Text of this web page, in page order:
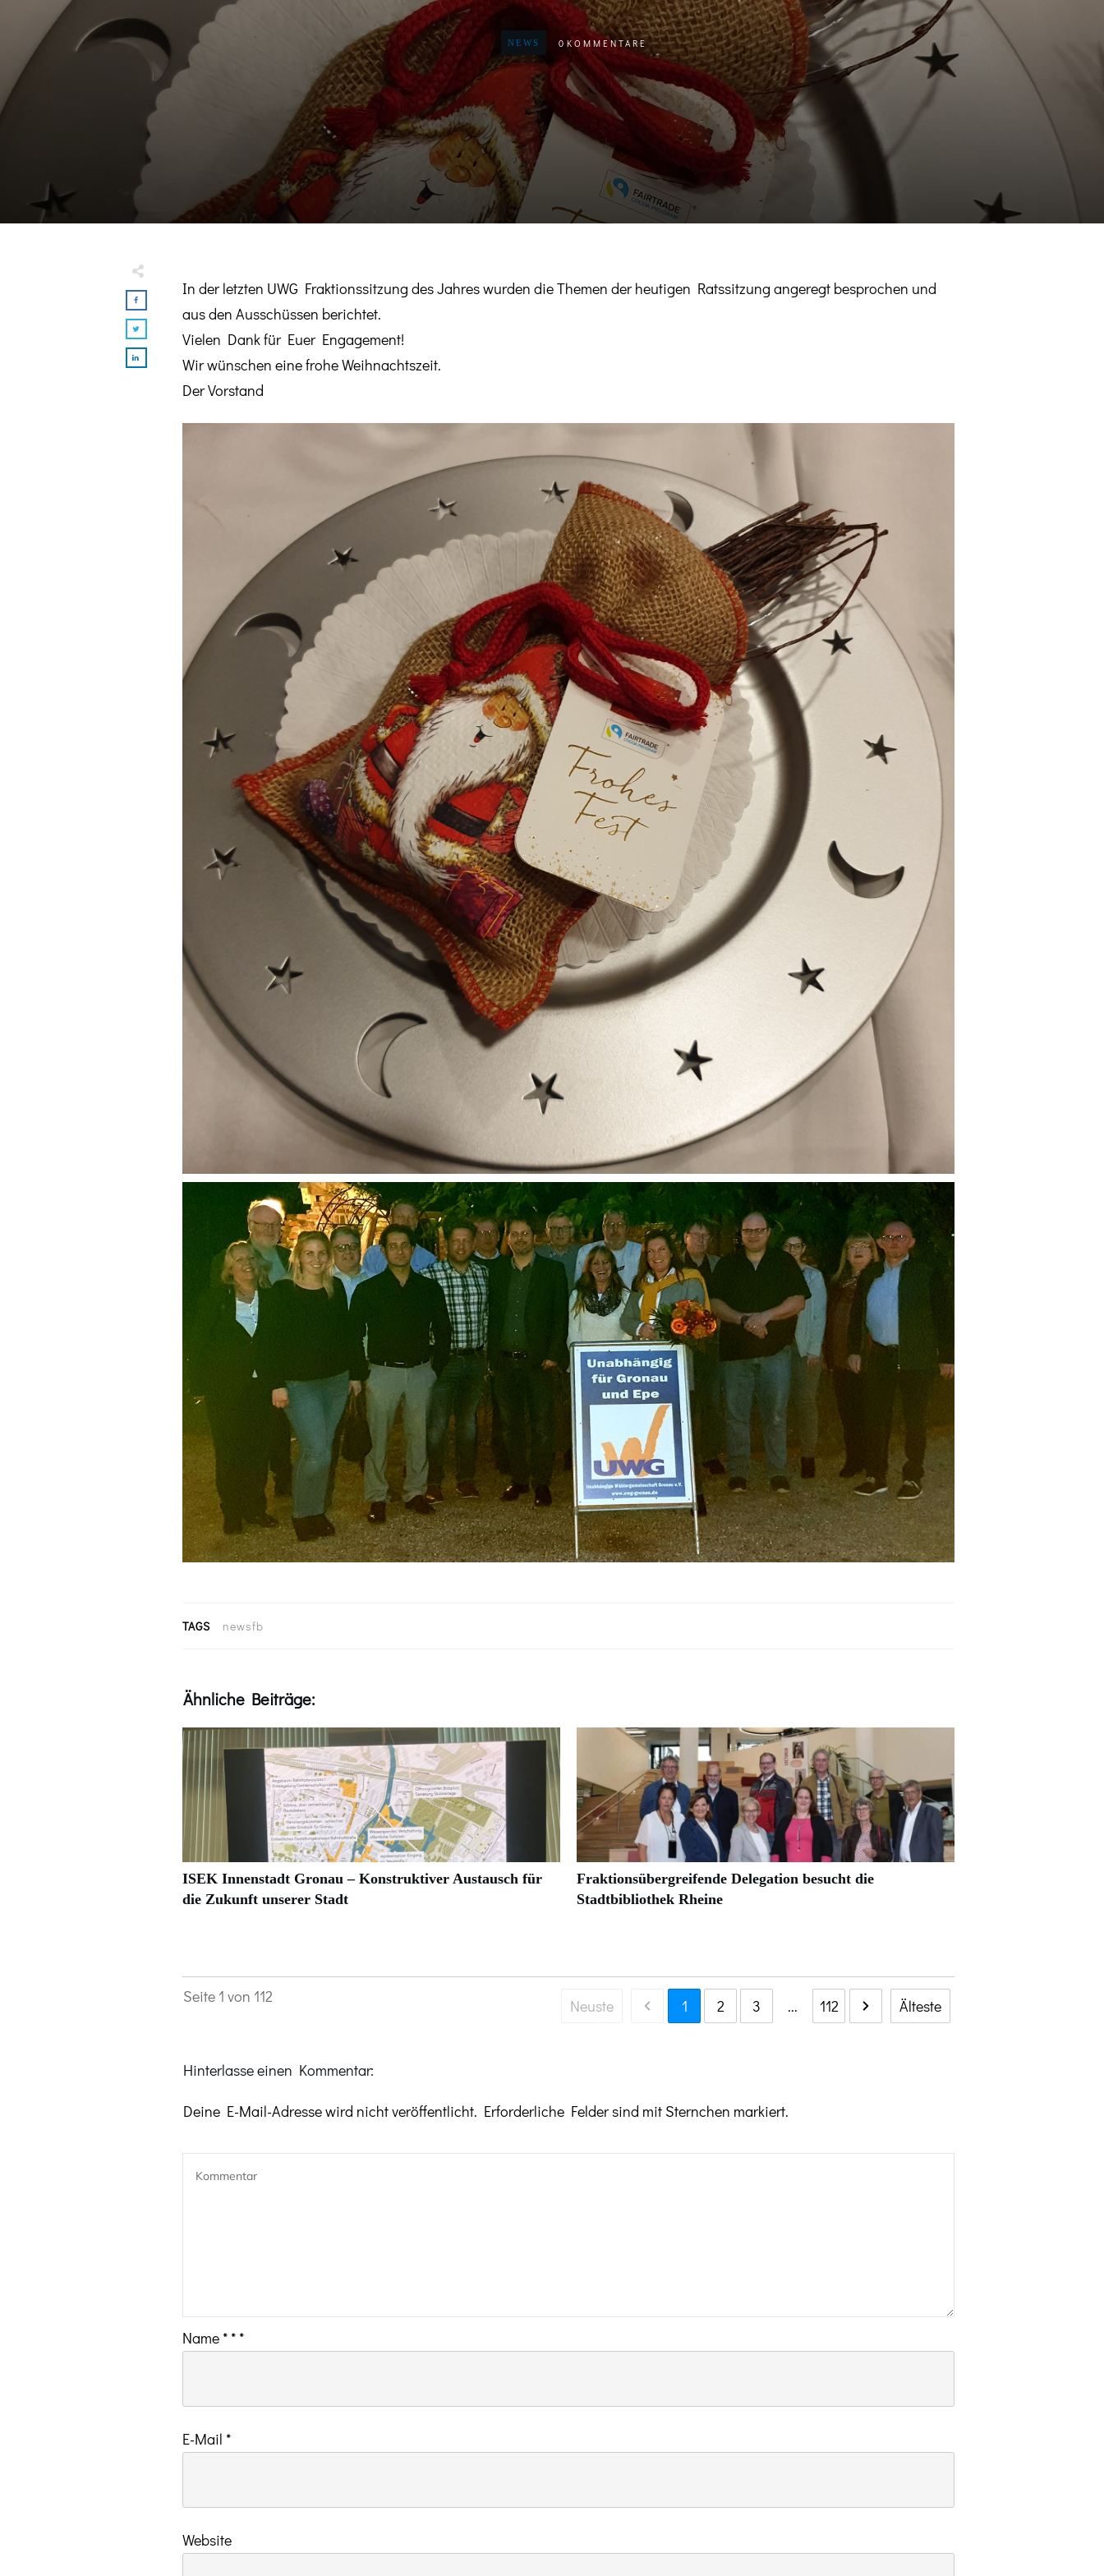
NEWS 0 KOMMENTARE
In der letzten UWG Fraktionssitzung des Jahres wurden die Themen der heutigen Ratssitzung angeregt besprochen und
aus den Ausschüssen berichtet.
Vielen Dank für Euer Engagement!
Wir wünschen eine frohe Weihnachtszeit.
Der Vorstand
TAGS newsfb
Ähnliche Beiträge:
ISEK Innenstadt Gronau – Konstruktiver Austausch für
die Zukunft unserer Stadt
Fraktionsübergreifende Delegation besucht die
Stadtbibliothek Rheine
Seite 1 von 112 Neuste 1 2 3 ... 112 Älteste
Hinterlasse einen Kommentar:
Deine E-Mail-Adresse wird nicht veröffentlicht. Erforderliche Felder sind mit Sternchen markiert.
Name * * *
E-Mail *
Website